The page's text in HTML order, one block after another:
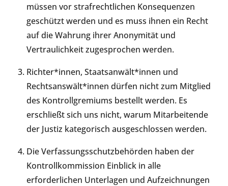
müssen vor strafrechtlichen Konsequenzen
geschützt werden und es muss ihnen ein Recht
auf die Wahrung ihrer Anonymität und
Vertraulichkeit zugesprochen werden.
Richter*innen, Staatsanwält*innen und
Rechtsanswält*innen dürfen nicht zum Mitglied
des Kontrollgremiums bestellt werden. Es
erschließt sich uns nicht, warum Mitarbeitende
der Justiz kategorisch ausgeschlossen werden.
Die Verfassungsschutzbehörden haben der
Kontrollkommission Einblick in alle
erforderlichen Unterlagen und Aufzeichnungen